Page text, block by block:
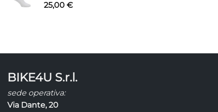
25,00 €
BIKE4U S.r.l.
sede operativa:
Via Dante, 20